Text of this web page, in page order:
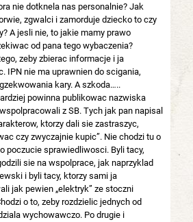
nie dotknela nas personalnie? Jak
zgwalci i zamorduje dziecko to czy
A jesli nie, to jakie mamy prawo
od pana tego wybaczenia?
zeby zbierac informacje i ja
IPN nie ma uprawnien do scigania,
kary. A szkoda…..
powinna publikowac nazwiska
z SB. Tych jak pan napisal
ktorzy dali sie zastraszyc,
czy zwyczajnie kupic”. Nie chodzi tu o
poczucie sprawiedliwosci. Byli tacy,
sie na wspolprace, jak naprzyklad
i byli tacy, ktorzy sami ja
jak pewien „elektryk” ze stoczni
o to, zeby rozdzielic jednych od
wychowawczo. Po drugie i